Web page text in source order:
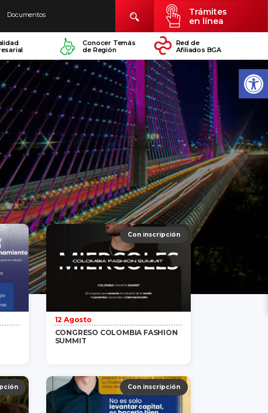
Documentos
Trámites
en línea
Conocer Temás
de Región
Red de
Afiliados BGA
Con inscripción
12 Agosto
CONGRESO COLOMBIA FASHION
SUMMIT
Con inscripción